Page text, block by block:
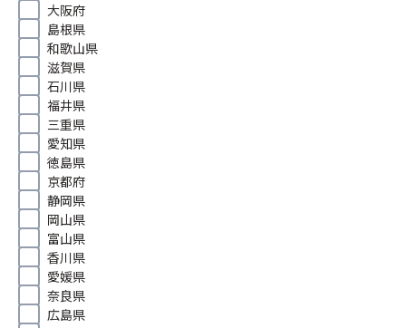
大阪府
島根県
和歌山県
滋賀県
石川県
福井県
三重県
愛知県
徳島県
京都府
静岡県
岡山県
富山県
香川県
愛媛県
奈良県
広島県